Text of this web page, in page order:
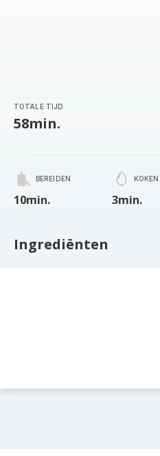
TOTALE TIJD
58min.
BEREIDEN
10min.
KOKEN
3min.
Ingrediënten